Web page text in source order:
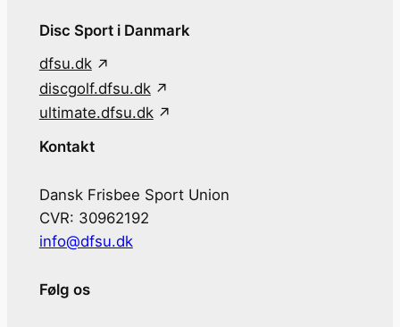
Disc Sport i Danmark
dfsu.dk
discgolf.dfsu.dk
ultimate.dfsu.dk
Kontakt
Dansk Frisbee Sport Union
CVR: 30962192
info@dfsu.dk
Følg os